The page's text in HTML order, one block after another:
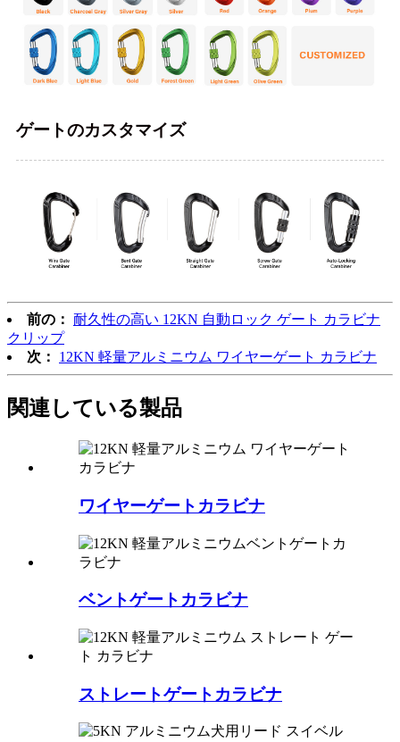
ゲートのカスタマイズ
前の： 耐久性の高い 12KN 自動ロック ゲート カラビナ
クリップ
次：
12KN 軽量アルミニウム ワイヤーゲート カラビナ
関連している製品
ワイヤーゲートカラビナ
ベントゲートカラビナ
ストレートゲートカラビナ